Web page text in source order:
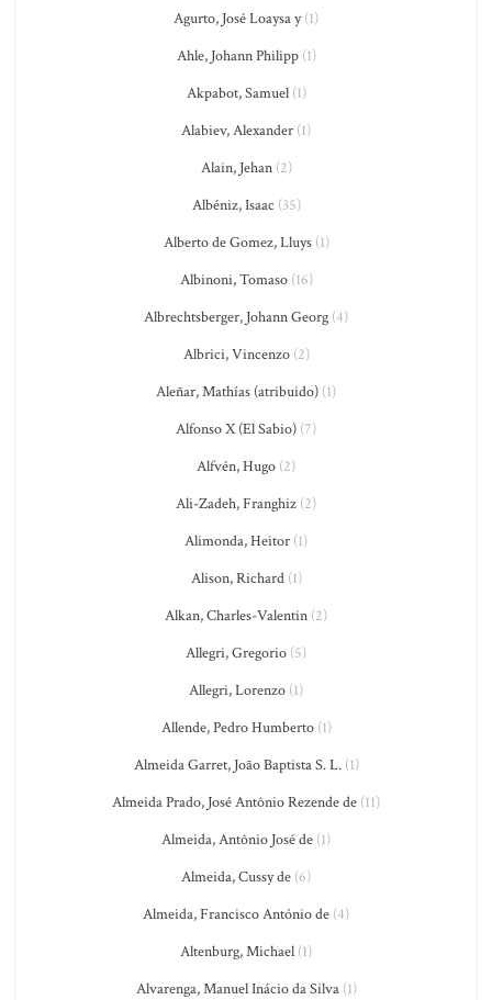
Agurto, José Loaysa y(1)
Ahle, Johann Philipp(1)
Akpabot, Samuel(1)
Alabiev, Alexander (1)
Alain, Jehan(2)
Albéniz, Isaac (35)
Alberto de Gomez, Lluys(1)
Albinoni, Tomaso(16)
Albrechtsberger, Johann Georg (4)
Albrici, Vincenzo(2)
Aleñar, Mathías (atribuido) (1)
Alfonso X (El Sabio) (7)
Alfvén, Hugo (2)
Ali-Zadeh, Franghiz (2)
Alimonda, Heitor (1)
Alison, Richard(1)
Alkan, Charles-Valentin (2)
Allegri, Gregorio (5)
Allegri, Lorenzo (1)
Allende, Pedro Humberto(1)
Almeida Garret, João Baptista S. L.(1)
Almeida Prado, José Antônio Rezende de (11)
Almeida, Antônio José de (1)
Almeida, Cussy de (6)
Almeida, Francisco António de (4)
Altenburg, Michael (1)
Alvarenga, Manuel Inácio da Silva(1)